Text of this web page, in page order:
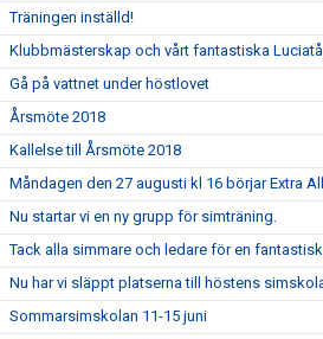
Träningen inställd!
Klubbmästerskap och vårt fantastiska
Gå på vattnet under höstlovet
Årsmöte 2018
Kallelse till Årsmöte 2018
Måndagen den 27 augusti kl 16 börjar Extra
Nu startar vi en ny grupp för simträning.
Tack alla simmare och ledare för en
Nu har vi släppt platserna till höstens
Sommarsimskolan 11-15 juni